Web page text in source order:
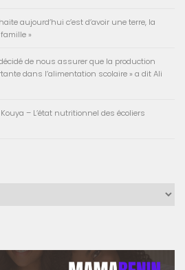
aujourd’hui c’est d’avoir une terre, la
»
de nous assurer que la production
dans l’alimentation scolaire » a dit Ali
– L’état nutritionnel des écoliers